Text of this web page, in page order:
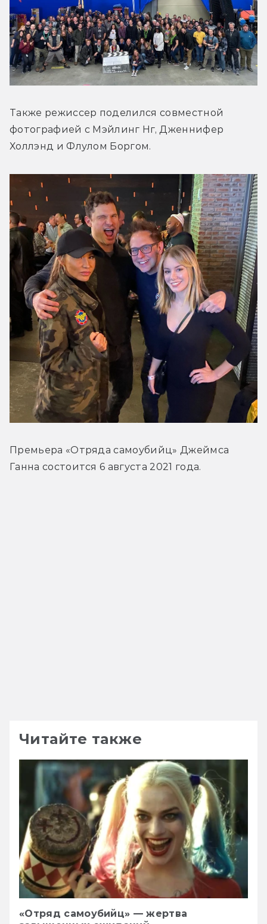
Также режиссер поделился совместной
фотографией с Мэйлинг Нг, Дженнифер
Холлэнд и Флулом Боргом.
Премьера «Отряда самоубийц» Джеймса
Ганна состоится 6 августа 2021 года.
Читайте также
«Отряд самоубийц» — жертва